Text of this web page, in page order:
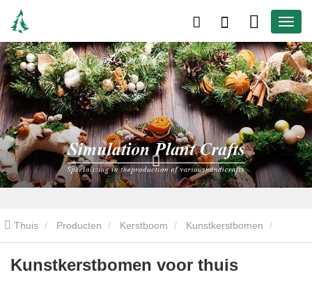
Thuis Producten Kerstboom Kunstkerstbomen
Kunstkerstbomen voor thuis
Kunstkerstbomen voor thuis